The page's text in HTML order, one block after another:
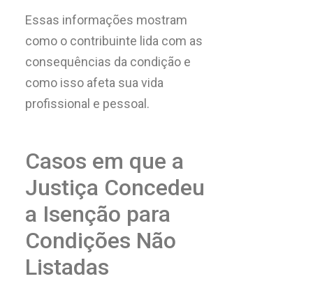
Essas informações mostram
como o contribuinte lida com as
consequências da condição e
como isso afeta sua vida
profissional e pessoal.
Casos em que a
Justiça Concedeu
a Isenção para
Condições Não
Listadas